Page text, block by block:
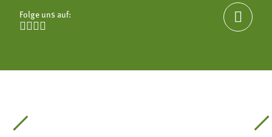
Folge uns auf:


Südtirol
GärtnervereinigungSozialgenossenschaft Mit Bäuerinnen lernen -
Lebensberatung für dieAus unserer